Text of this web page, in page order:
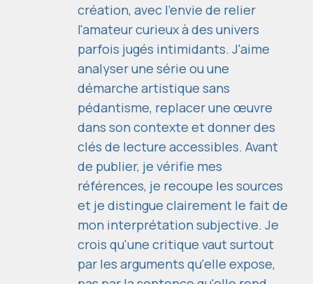
création, avec l'envie de relier
l'amateur curieux à des univers
parfois jugés intimidants. J'aime
analyser une série ou une
démarche artistique sans
pédantisme, replacer une œuvre
dans son contexte et donner des
clés de lecture accessibles. Avant
de publier, je vérifie mes
références, je recoupe les sources
et je distingue clairement le fait de
mon interprétation subjective. Je
crois qu'une critique vaut surtout
par les arguments qu'elle expose,